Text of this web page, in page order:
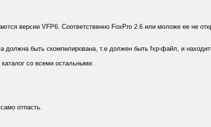
версии VFP6. Соответственно FoxPro 2.6 или моложе ее не
должна быть скомпилирована, т.е должен быть fxp-файл, и
со всеми остальными.
отпасть.